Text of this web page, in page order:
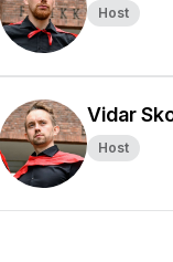
Host
Vidar
Host